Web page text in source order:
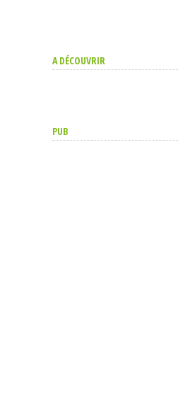
A DÉCOUVRIR
PUB